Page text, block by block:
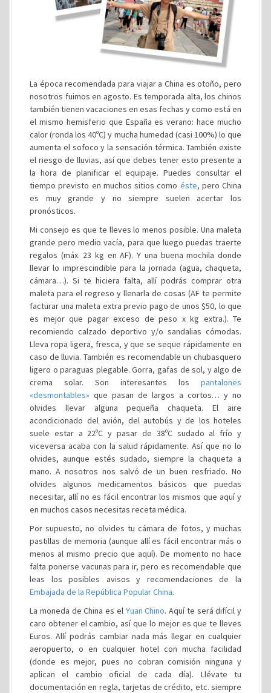
La época recomendada para viajar a China es otoño, pero
nosotros fuimos en agosto. Es temporada alta, los chinos
también tienen vacaciones en esas fechas y como está en
el mismo hemisferio que España es verano: hace mucho
calor (ronda los 40ºC) y mucha humedad (casi 100%) lo que
aumenta el sofoco y la sensación térmica. También existe
el riesgo de lluvias, así que debes tener esto presente a
la hora de planificar el equipaje. Puedes consultar el
tiempo previsto en muchos sitios como éste, pero China
es muy grande y no siempre suelen acertar los
pronósticos.
Mi consejo es que te lleves lo menos posible. Una maleta
grande pero medio vacía, para que luego puedas traerte
regalos (máx. 23 kg en AF). Y una buena mochila donde
llevar lo imprescindible para la jornada (agua, chaqueta,
cámara…). Si te hiciera falta, allí podrás comprar otra
maleta para el regreso y llenarla de cosas (AF te permite
facturar una maleta extra previo pago de unos $50, lo que
es mejor que pagar exceso de peso x kg extra.). Te
recomiendo calzado deportivo y/o sandalias cómodas.
Lleva ropa ligera, fresca, y que se seque rápidamente en
caso de lluvia. También es recomendable un chubasquero
ligero o paraguas plegable. Gorra, gafas de sol, y algo de
crema solar. Son interesantes los pantalones
«desmontables» que pasan de largos a cortos… y no
olvides llevar alguna pequeña chaqueta. El aire
acondicionado del avión, del autobús y de los hoteles
suele estar a 22ºC y pasar de 38ºC sudado al frío y
viceversa acaba con la salud rápidamente. Así que no lo
olvides, aunque estés sudado, siempre la chaqueta a
mano. A nosotros nos salvó de un buen resfriado. No
olvides algunos medicamentos básicos que puedas
necesitar, allí no es fácil encontrar los mismos que aquí y
en muchos casos necesitas receta médica.
Por supuesto, no olvides tu cámara de fotos, y muchas
pastillas de memoria (aunque allí es fácil encontrar más o
menos al mismo precio que aquí). De momento no hace
falta ponerse vacunas para ir, pero es recomendable que
leas los posibles avisos y recomendaciones de la
Embajada de la República Popular China.
La moneda de China es el Yuan Chino. Aquí te será difícil y
caro obtener el cambio, así que lo mejor es que te lleves
Euros. Allí podrás cambiar nada más llegar en cualquier
aeropuerto, o en cualquier hotel con mucha facilidad
(donde es mejor, pues no cobran comisión ninguna y
aplican el cambio oficial de cada día). Llévate tu
documentación en regla, tarjetas de crédito, etc. siempre